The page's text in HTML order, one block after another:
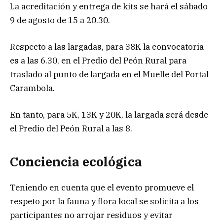
La acreditación y entrega de kits se hará el sábado
9 de agosto de 15 a 20.30.
Respecto a las largadas, para 38K la convocatoria
es a las 6.30, en el Predio del Peón Rural para
traslado al punto de largada en el Muelle del Portal
Carambola.
En tanto, para 5K, 13K y 20K, la largada será desde
el Predio del Peón Rural a las 8.
Conciencia ecológica
Teniendo en cuenta que el evento promueve el
respeto por la fauna y flora local se solicita a los
participantes no arrojar residuos y evitar